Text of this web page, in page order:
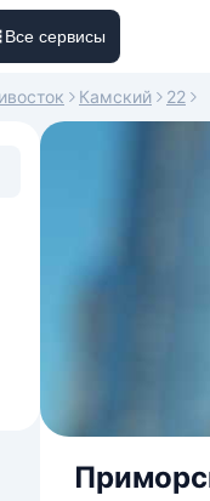
Все сервисы
Камский 22